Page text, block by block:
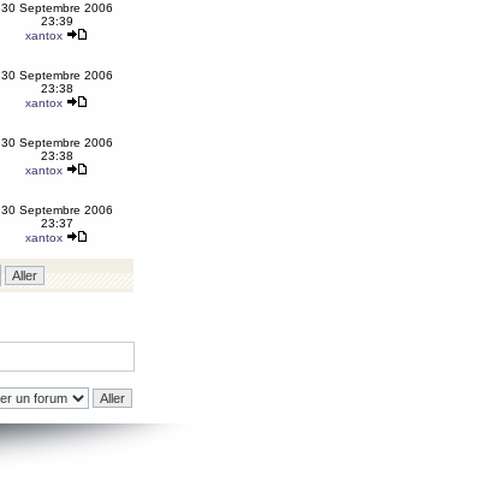
30 Septembre 2006
23:39
xantox
30 Septembre 2006
23:38
xantox
30 Septembre 2006
23:38
xantox
30 Septembre 2006
23:37
xantox